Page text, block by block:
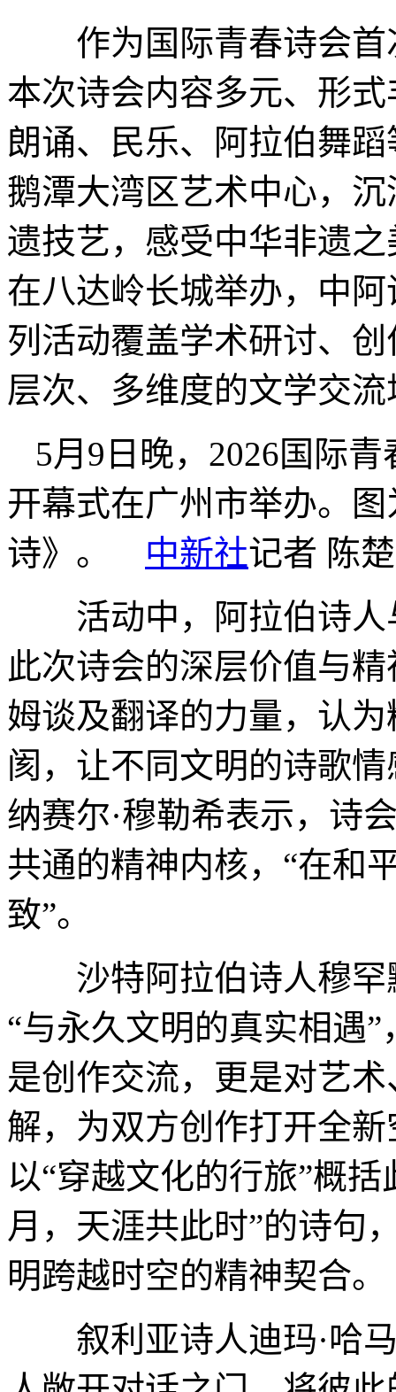
作为国际青春诗会首
本次诗会内容多元、形
朗诵、民乐、阿拉伯舞
鹅潭大湾区艺术中心，
遗技艺，感受中华非遗
在八达岭长城举办，中
列活动覆盖学术研讨、
层次、多维度的文学交流
5月9日晚，2026国际
开幕式在广州市举办。
诗》。 中新社记者 陈
活动中，阿拉伯诗人
此次诗会的深层价值与
姆谈及翻译的力量，认
阂，让不同文明的诗歌
纳赛尔·穆勒希表示，诗
共通的精神内核，“在和
致”。
沙特阿拉伯诗人穆罕
“与永久文明的真实相遇
是创作交流，更是对艺
解，为双方创作打开全
以“穿越文化的行旅”概
月，天涯共此时”的诗句
明跨越时空的精神契合。
叙利亚诗人迪玛·哈马